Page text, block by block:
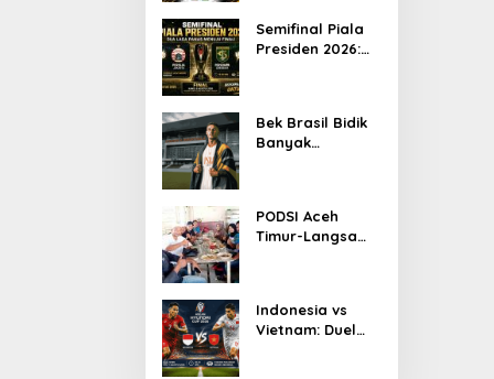
2026
Semifinal Piala
Presiden 2026:
Tantang Arema
Bek Brasil Bidik
Banyak
PODSI Aceh
Timur-Langsa
Indonesia vs
Vietnam: Duel